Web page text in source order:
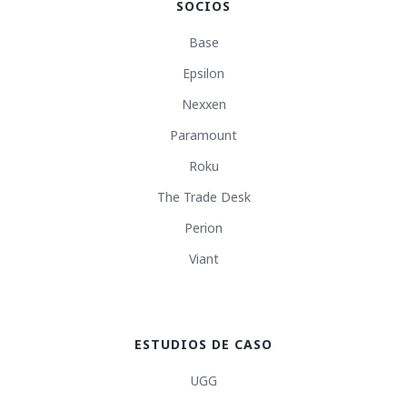
SOCIOS
Base
Epsilon
Nexxen
Paramount
Roku
The Trade Desk
Perion
Viant
ESTUDIOS DE CASO
UGG